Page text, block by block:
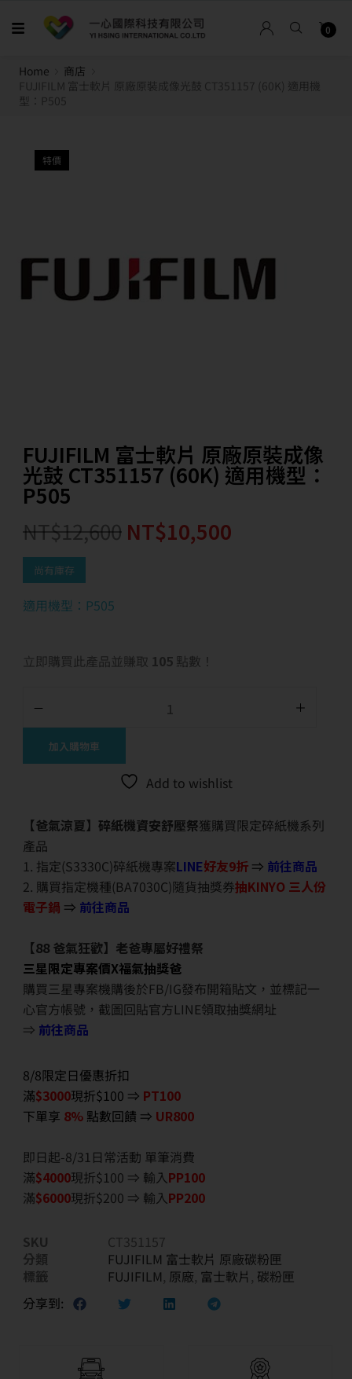
0
Home
商店
FUJIFILM 富士軟片 原廠原裝成像光鼓 CT351157 (60K) 適用機
型：P505
特價
FUJIFILM 富士軟片 原廠原裝成像
光鼓 CT351157 (60K) 適用機型：
P505
NT$12,600 NT$10,500
尚有庫存
適用機型：P505
立即購買此產品並賺取 105 點數！
加入購物車
Add to wishlist
【爸氣涼夏】碎紙機資安舒壓祭獲購買限定碎紙機系列
產品
1. 指定(S3330C)碎紙機專案LINE好友9折 ⇒ 前往商品
2. 購買指定機種(BA7030C)隨貨抽獎券抽KINYO 三人份
電子鍋 ⇒ 前往商品
【88 爸氣狂歡】老爸專屬好禮祭
三星限定專案價X福氣抽獎爸
購買三星專案機購後於FB/IG發布開箱貼文，並標記一
心官方帳號，截圖回貼官方LINE領取抽獎網址
⇒ 前往商品
8/8限定日優惠折扣
滿$3000現折$100 ⇒ PT100
下單享 8% 點數回饋 ⇒ UR800
即日起-8/31日常活動 單筆消費
滿$4000現折$100 ⇒ 輸入PP100
滿$6000現折$200 ⇒ 輸入PP200
SKU
CT351157
分類
FUJIFILM 富士軟片 原廠碳粉匣
標籤
FUJIFILM, 原廠, 富士軟片 , 碳粉匣
分享到: